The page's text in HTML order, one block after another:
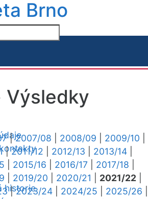
Brno
historie
Výsledky
|2007/08 2008/09 2009/10
|2011/12 2012/13 2013/14
2015/16 2016/17 2017/18
2019/20 2020/21 2021/22
|2023/24 2024/25 2025/26